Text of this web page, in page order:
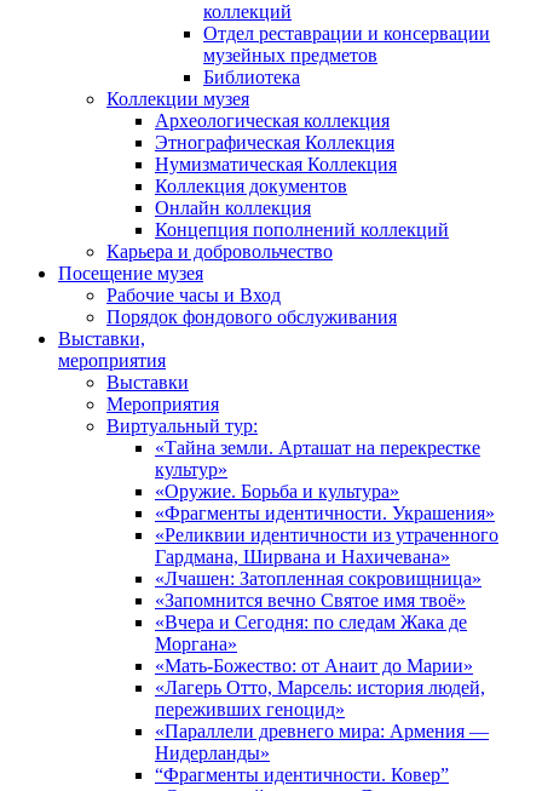
коллекций
Отдел реставрации и консервации
музейных предметов
Библиотека
Коллекции музея
Археологическая коллекция
Этнографическая Коллекция
Нумизматическая Коллекция
Коллекция документов
Онлайн коллекция
Концепция пополнений коллекций
Карьера и добровольчество
Посещение музея
Рабочие часы и Вход
Порядок фондового обслуживания
Выставки,
мероприятия
Выставки
Мероприятия
Виртуальный тур:
«Тайна земли. Арташат на перекрестке
культур»
«Оружие. Борьба и культура»
«Фрагменты идентичности. Украшения»
«Реликвии идентичности из утраченного
Гардмана, Ширвана и Нахичевана»
«Лчашен: Затопленная сокровищница»
«Запомнится вечно Святое имя твоё»
«Вчера и Сегодня: по следам Жака де
Моргана»
«Мать-Божество: от Анаит до Марии»
«Лагерь Отто, Марсель: история людей,
переживших геноцид»
«Параллели древнего мира: Армения —
Нидерланды»
“Фрагменты идентичности. Ковер”